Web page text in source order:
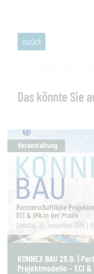
zurück
Das könnte Sie
Veranstaltung
KONNEX BAU 29.9. |
Projektmodelle – ECI